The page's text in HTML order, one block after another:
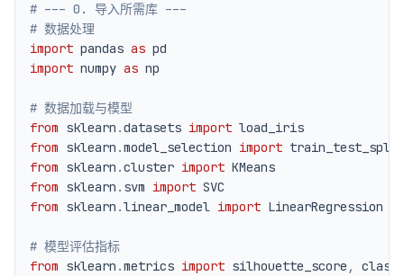
# --- 0. 导入所需库 ---
# 数据处理
import pandas as
import numpy as
# 数据加载与模型
from sklearn .datasets import
from sklearn .model_selection import
from sklearn .cluster import
from sklearn . svm import
from sklearn .linear_model import
# 模型评估指标
from sklearn .metrics import silhouette_score ,